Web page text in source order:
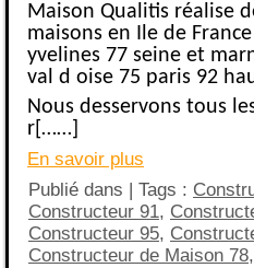
Maison Qualitis réalise
maisons en Ile de
yvelines 77 seine et
val d oise 75 paris 92
Nous desservons tous
r[……]
En savoir plus
Publié dans | Tags :
Constructeur 91,
Constructeur 95,
Constructeur de Maison 78,